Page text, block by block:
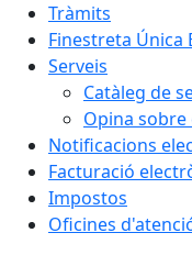
Tràmits
Finestreta Única
Serveis
Catàleg de
Opina sobre
Notificacions
Facturació
Impostos
Oficines